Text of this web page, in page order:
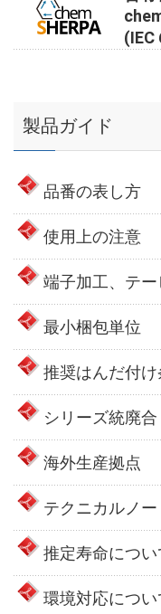
(IEC
製品ガイド
品番の表し方
使用上の注意
端子加工、テ
最小梱包単位
推奨はんだ付
シリーズ統廃合
海外生産拠点
テクニカルノー
推定寿命につい
環境対応につい